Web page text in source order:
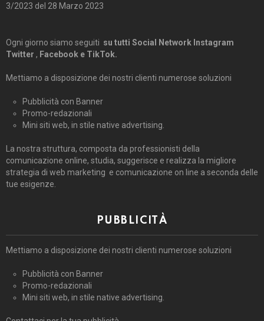
3/2023 del 28 Marzo 2023
Ogni giorno siamo seguiti su tutti Social Network Instagram
Twitter , Facebook e TikTok.
Mettiamo a disposizione dei nostri clienti numerose soluzioni
Pubblicità con Banner
Promo-redazionali
Mini siti web, in stile native advertising.
La nostra struttura, composta da professionisti della
comunicazione online, studia, suggerisce e realizza la migliore
strategia di web marketing e comunicazione on line a seconda delle
tue esigenze.
PUBBLICITÀ
Mettiamo a disposizione dei nostri clienti numerose soluzioni
Pubblicità con Banner
Promo-redazionali
Mini siti web, in stile native advertising.